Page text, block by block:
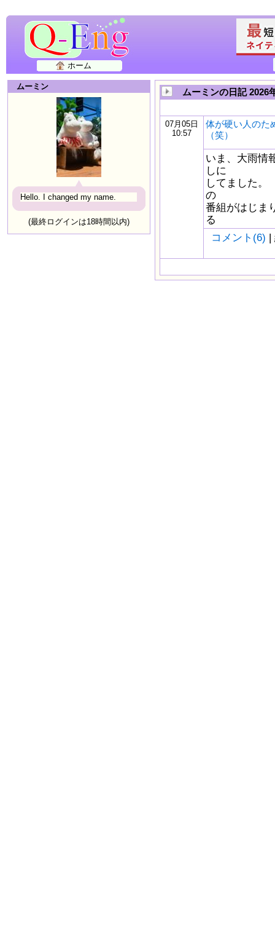
ホーム
ムーミン
Hello. I changed my name.
(最終ログインは18時間以内)
ムーミンの日記 2026
07月05日
10:57
体が硬い人のた
（笑）
いま、大雨情
しに
してました。
の
番組がはじま
る
コメント(6) |